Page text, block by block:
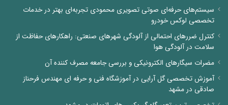
سیستم‌های حرفه‌ای صوتی تصویری محمودی تجربه‌ای بهتر در خدمات
تخصصی لوکس خودرو
کنترل ضررهای احتمالی از آلودگی شهرهای صنعتی: راهکارهای حفاظت از
سلامت در آلودگی هوا
مضرات سیگارهای الکترونیکی و بررسی جامعه مصرف کننده آن
آموزش تخصصی گل آرایی در آموزشگاه فنی و حرفه ای مهندس فرحناز
صادقی در مشهد